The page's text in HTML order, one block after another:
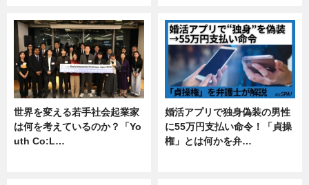
世界を変える若手社会起業家
は何を考えているのか？「Yo
uth Co:L…
婚活アプリで独身偽装の男性
に55万円支払い命令！「貞操
権」とは何かを弁…